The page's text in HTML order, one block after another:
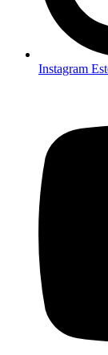
Instagram